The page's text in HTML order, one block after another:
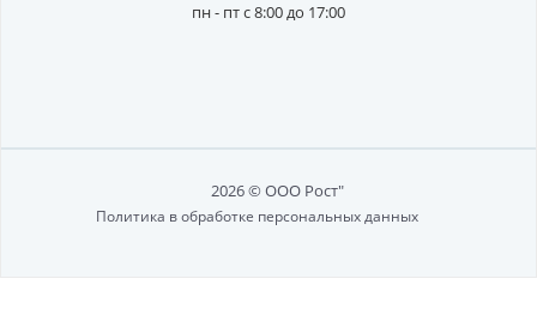
пн - пт с 8:00 до 17:00
2026 © ООО Рост"
Политика в обработке персональных данных